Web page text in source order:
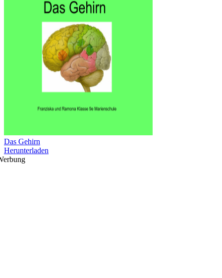
Das Gehirn
Herunterladen